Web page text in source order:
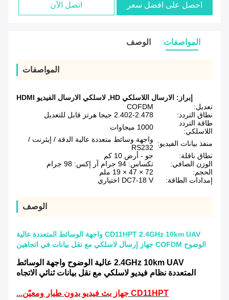
احصل على افضل سعر اتصل الآن
المواصفات الوصف
المواصفات
إبراز: الارسال اللاسلكي HD , لاسلكي الارسال الفيديو HDMI
تعديل:
COFDM
نطاق التردد:
2.402-2.478 جيجا هرتز قابل للتعديل
طاقة التردد
اللاسلكي:
1000 ميجاوات
منفذ بيانات الفيديو:
واجهة وسائط متعددة عالية الدقة / إيثرنت /
RS232
نطاق ناقلة:
جو - أرض 10 كم
الوزن الصافي:
تكساس: 94 جرام آر إكس: 98 جرام
الحجم:
72 × 47 × 19 ملم
إمدادات الطاقة:
DC7-18 V اختياري
الوصف
CD11HPT 2.4GHz 10km UAV واجهة الوسائط المتعددة عالية
الوضوح COFDM جهاز إرسال لاسلكي مع نقل بيانات في اتجاهين
2.4GHz 10km UAV عالية الوضوح واجهة الوسائط
المتعددة نظام فيديو لاسلكي مع نقل بيانات ثنائي الاتجاه
CD11HPT جهاز بث فيديو بدون طيار ومعيّن...